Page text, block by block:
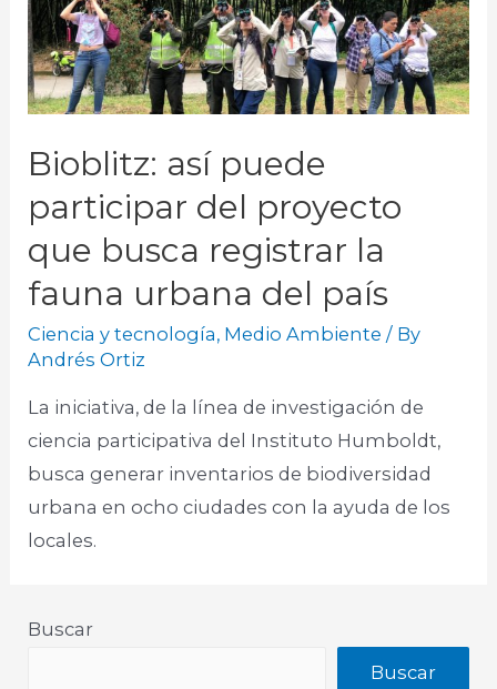
Bioblitz: así puede
participar del proyecto
que busca registrar la
fauna urbana del país
Ciencia y tecnología, Medio Ambiente / By
Andrés Ortiz
La iniciativa, de la línea de investigación de
ciencia participativa del Instituto Humboldt,
busca generar inventarios de biodiversidad
urbana en ocho ciudades con la ayuda de los
locales.
Buscar
Buscar